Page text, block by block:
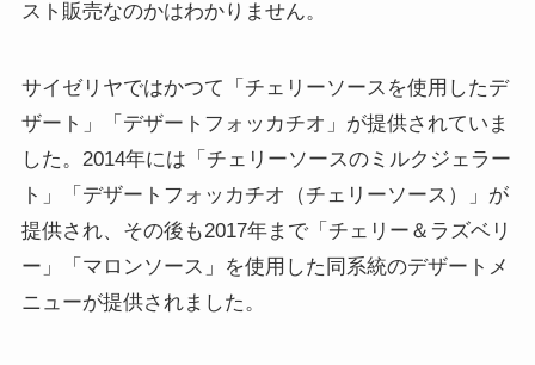
スト販売なのかはわかりません。
サイゼリヤではかつて「チェリーソースを使用したデ
ザート」「デザートフォッカチオ」が提供されていま
した。2014年には「チェリーソースのミルクジェラー
ト」「デザートフォッカチオ（チェリーソース）」が
提供され、その後も2017年まで「チェリー＆ラズベリ
ー」「マロンソース」を使用した同系統のデザートメ
ニューが提供されました。